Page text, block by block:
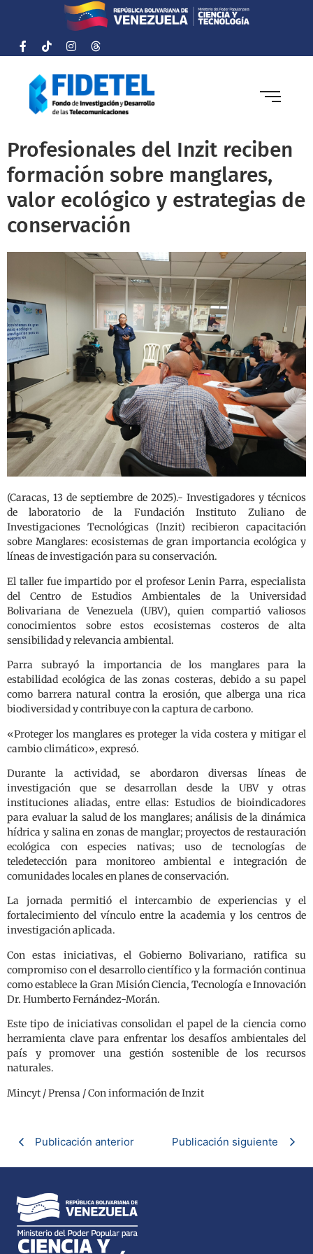
Profesionales del Inzit reciben
formación sobre manglares,
valor ecológico y estrategias de
conservación
(Caracas, 13 de septiembre de 2025).- Investigadores y técnicos
de laboratorio de la Fundación Instituto Zuliano de
Investigaciones Tecnológicas (Inzit) recibieron capacitación
sobre Manglares: ecosistemas de gran importancia ecológica y
líneas de investigación para su conservación.
El taller fue impartido por el profesor Lenin Parra, especialista
del Centro de Estudios Ambientales de la Universidad
Bolivariana de Venezuela (UBV), quien compartió valiosos
conocimientos sobre estos ecosistemas costeros de alta
sensibilidad y relevancia ambiental.
Parra subrayó la importancia de los manglares para la
estabilidad ecológica de las zonas costeras, debido a su papel
como barrera natural contra la erosión, que alberga una rica
biodiversidad y contribuye con la captura de carbono.
«Proteger los manglares es proteger la vida costera y mitigar el
cambio climático», expresó.
Durante la actividad, se abordaron diversas líneas de
investigación que se desarrollan desde la UBV y otras
instituciones aliadas, entre ellas: Estudios de bioindicadores
para evaluar la salud de los manglares; análisis de la dinámica
hídrica y salina en zonas de manglar; proyectos de restauración
ecológica con especies nativas; uso de tecnologías de
teledetección para monitoreo ambiental e integración de
comunidades locales en planes de conservación.
La jornada permitió el intercambio de experiencias y el
fortalecimiento del vínculo entre la academia y los centros de
investigación aplicada.
Con estas iniciativas, el Gobierno Bolivariano, ratifica su
compromiso con el desarrollo científico y la formación continua
como establece la Gran Misión Ciencia, Tecnología e Innovación
Dr. Humberto Fernández-Morán.
Este tipo de iniciativas consolidan el papel de la ciencia como
herramienta clave para enfrentar los desafíos ambientales del
país y promover una gestión sostenible de los recursos
naturales.
Mincyt / Prensa / Con información de Inzit
Publicación anterior Publicación siguiente